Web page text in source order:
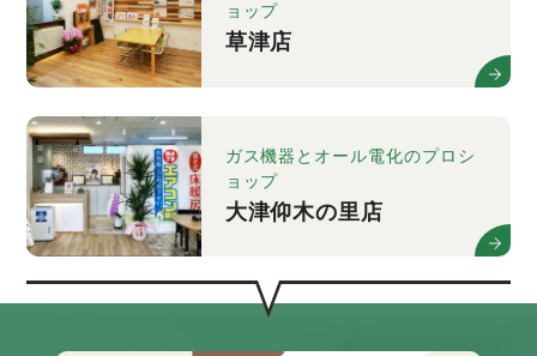
ョップ
草津店
ガス機器とオール電化のプロシ
ョップ
大津仰木の里店